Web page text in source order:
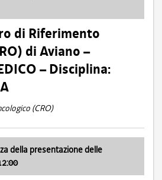
di Riferimento
di Aviano –
– Disciplina:
(CRO)
della presentazione delle